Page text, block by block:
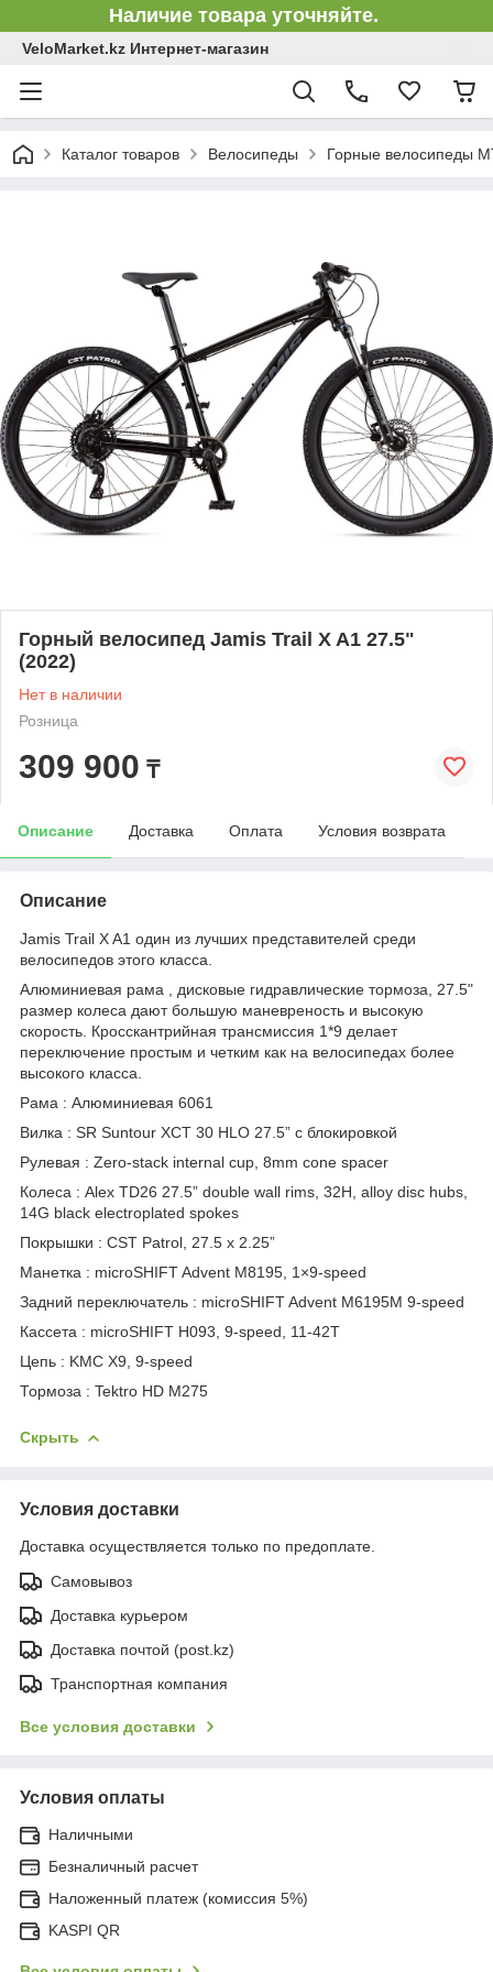
Наличие товара уточняйте.
VeloMarket.kz Интернет-магазин
Каталог товаров Велосипеды Горные велосипеды
Горный велосипед Jamis Trail X A1 27.5"
(2022)
Нет в наличии
Розница
309 900 ₸
Описание Доставка Оплата Условия возврата
Описание
Jamis Trail X A1 один из лучших представителей среди
велосипедов этого класса.
Алюминиевая рама , дисковые гидравлические тормоза, 27.5"
размер колеса дают большую маневреность и высокую
скорость. Кросскантрийная трансмиссия 1*9 делает
переключение простым и четким как на велосипедах более
высокого класса.
Рама : Алюминиевая 6061
Вилка : SR Suntour XCT 30 HLO 27.5” с блокировкой
Рулевая : Zero-stack internal cup, 8mm cone spacer
Колеса : Alex TD26 27.5” double wall rims, 32H, alloy disc hubs,
14G black electroplated spokes
Покрышки : CST Patrol, 27.5 x 2.25”
Манетка : microSHIFT Advent M8195, 1×9-speed
Задний переключатель : microSHIFT Advent M6195M 9-speed
Кассета : microSHIFT H093, 9-speed, 11-42T
Цепь : KMC X9, 9-speed
Тормоза : Tektro HD M275
Скрыть
Условия доставки
Доставка осуществляется только по предоплате.
Самовывоз
Доставка курьером
Доставка почтой (post.kz)
Транспортная компания
Все условия доставки
Условия оплаты
Наличными
Безналичный расчет
Наложенный платеж (комиссия 5%)
KASPI QR